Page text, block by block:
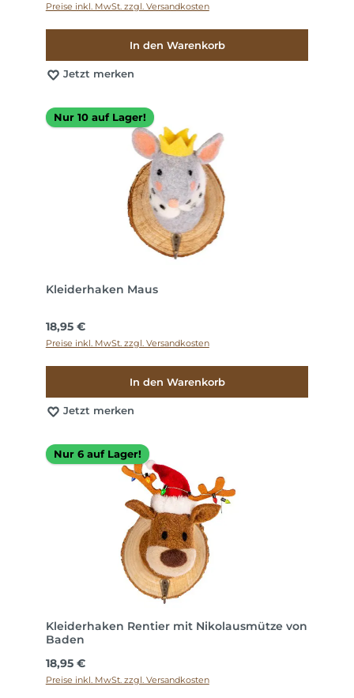
Preise inkl. MwSt. zzgl. Versandkosten
In den Warenkorb
Jetzt merken
Nur 10 auf Lager!
Kleiderhaken Maus
Regulärer Preis:
18,95 €
Preise inkl. MwSt. zzgl. Versandkosten
In den Warenkorb
Jetzt merken
Nur 6 auf Lager!
Kleiderhaken Rentier mit Nikolausmütze von
Baden
Regulärer Preis:
18,95 €
Preise inkl. MwSt. zzgl. Versandkosten